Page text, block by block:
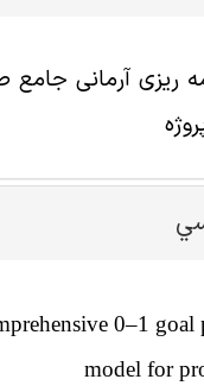
ریزی آرمانی
0–1 goal
model for